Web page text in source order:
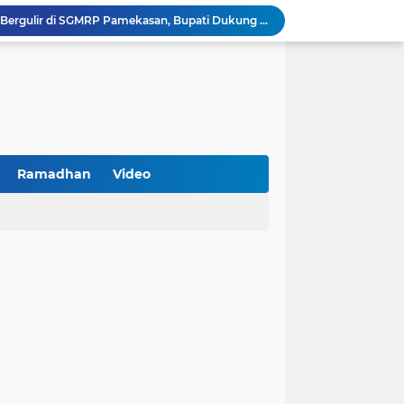
PKDI Cup II 2026 Resmi Bergulir di SGMRP Pamekasan, Bupati Dukung Bangun Stadion Di 13 Kecamatan untuk Pemerataan Sarana Olahraga
BNI Catat Fundamental Bisnis Kokoh di Bawah Danantara, Ditopang Pertumbuhan Kredit dan Kualitas Aset
Turnamen PKDI Cup II 2026 Berhadiah Total Rp 500 Juta Dibuka di Jombang, Ketua PKDI Jatim Syaifullah Mahdi: Ajang Silaturrahmi dan Media Komunikasi Antar-Kades untuk Memajukan Desa
Ramadhan Video